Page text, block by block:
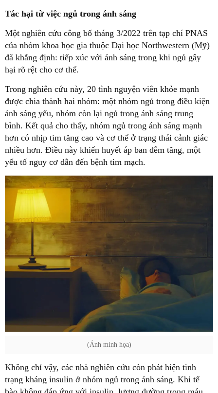
Tác hại từ việc ngủ trong ánh sáng
Một nghiên cứu công bố tháng 3/2022 trên tạp chí PNAS
của nhóm khoa học gia thuộc Đại học Northwestern (Mỹ)
đã khẳng định: tiếp xúc với ánh sáng trong khi ngủ gây
hại rõ rệt cho cơ thể.
Trong nghiên cứu này, 20 tình nguyện viên khỏe mạnh
được chia thành hai nhóm: một nhóm ngủ trong điều kiện
ánh sáng yếu, nhóm còn lại ngủ trong ánh sáng trung
bình. Kết quả cho thấy, nhóm ngủ trong ánh sáng mạnh
hơn có nhịp tim tăng cao và cơ thể ở trạng thái cảnh giác
nhiều hơn. Điều này khiến huyết áp ban đêm tăng, một
yếu tố nguy cơ dẫn đến bệnh tim mạch.
(Ảnh minh họa)
Không chỉ vậy, các nhà nghiên cứu còn phát hiện tình
trạng kháng insulin ở nhóm ngủ trong ánh sáng. Khi tế